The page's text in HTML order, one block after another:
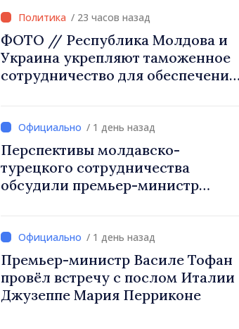
/ 23 часов назад
ФОТО // Республика Молдова и
Украина укрепляют таможенное
сотрудничество для обеспечения
в Могилёв-Подольском
/ 1 день назад
Перспективы молдавско-
турецкого сотрудничества
обсудили премьер-министр
/ 1 день назад
Премьер-министр Василе Тофан
провёл встречу с послом Италии
Джузеппе Мария Перриконе